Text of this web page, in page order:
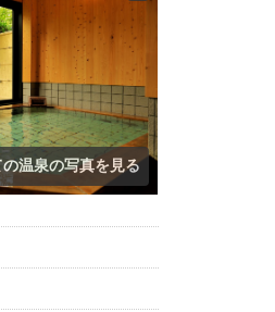
温泉の写真を見る